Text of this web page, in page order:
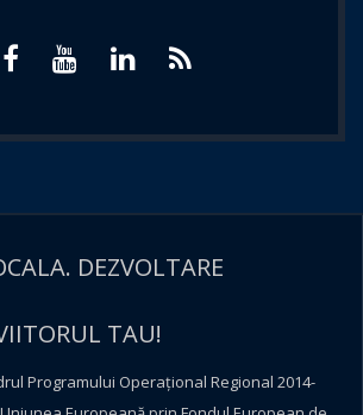
DEZVOLTARE
TAU!
Programului Operațional Regional 2014-